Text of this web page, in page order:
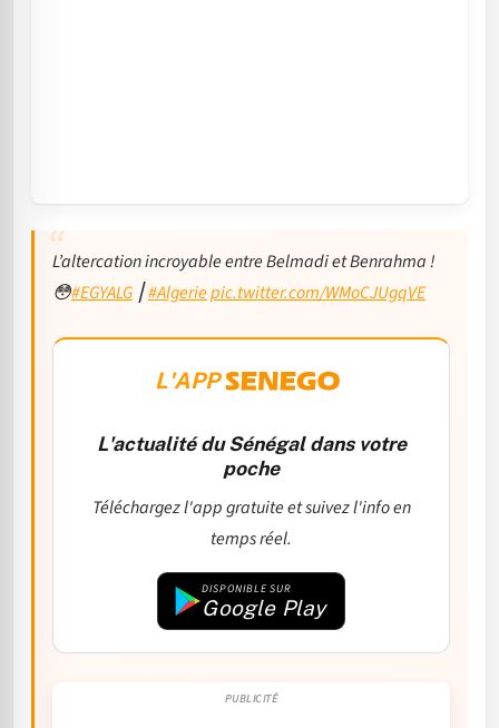
L’altercation incroyable entre Belmadi et Benrahma !
😳#EGYALG ⎮#Algeriepic.twitter.com/WMoCJUgqVE
L'APP
L'actualité du Sénégal dans votre
poche
Téléchargez l'app gratuite et suivez l'info en
temps réel.
DISPONIBLE SUR
Google Play